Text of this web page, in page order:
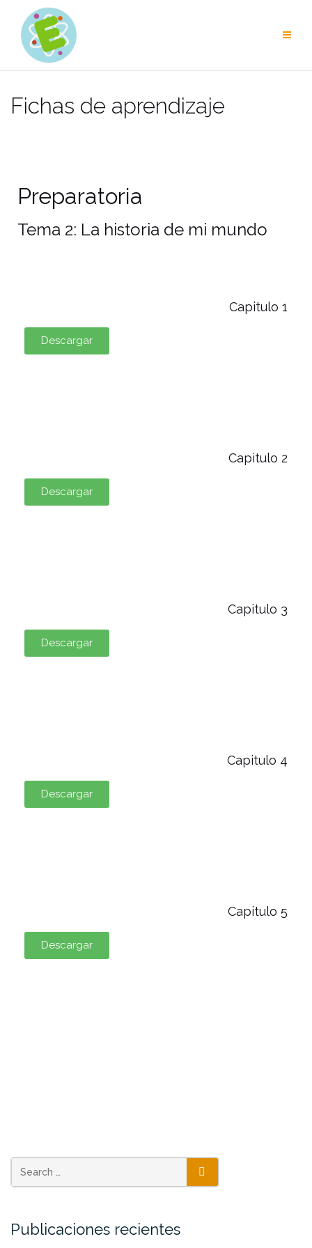
Fichas de aprendizaje
Preparatoria
Tema 2: La historia de mi mundo
Capitulo 1
Descargar
Capitulo 2
Descargar
Capitulo 3
Descargar
Capitulo 4
Descargar
Capitulo 5
Descargar
Publicaciones recientes